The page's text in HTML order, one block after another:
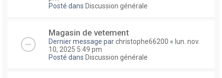
Posté dans Discussion générale
Magasin de vetement
Dernier message parchristophe66200 « lun. nov.
10, 2025 5:49 pm
Posté dans Discussion générale